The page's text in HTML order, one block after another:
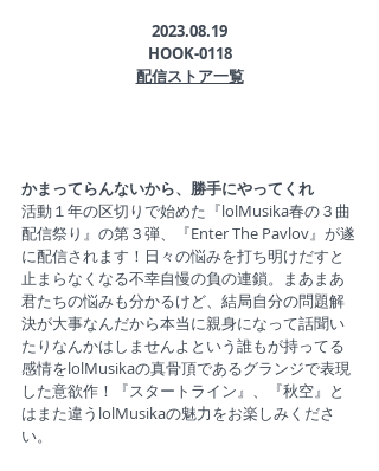
2023.08.19
HOOK-0118
配信ストア一覧
かまってらんないから、勝手にやってくれ
活動１年の区切りで始めた『lolMusika春の３曲
配信祭り』の第３弾、『Enter The Pavlov』が遂
に配信されます！日々の悩みを打ち明けだすと
止まらなくなる不幸自慢の負の連鎖。まあまあ
君たちの悩みも分かるけど、結局自分の問題解
決が大事なんだから本当に親身になって話聞い
たりなんかはしませんよという誰もが持ってる
感情をlolMusikaの真骨頂であるグランジで表現
した意欲作！『スタートライン』、『秋空』と
はまた違うlolMusikaの魅力をお楽しみくださ
い。